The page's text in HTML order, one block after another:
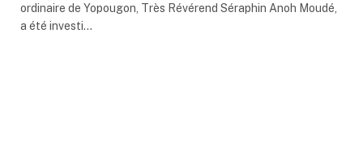
ordinaire de Yopougon, Très Révérend Séraphin Anoh Moudé,
a été investi…